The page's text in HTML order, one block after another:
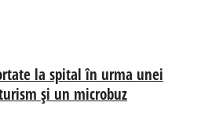
la spital în urma unei
și un microbuz